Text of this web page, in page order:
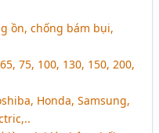
ồn, chống bám bụi,
75, 100, 130, 150, 200,
Honda, Samsung,